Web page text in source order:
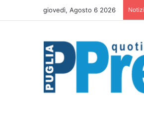
giovedì, Agosto 6 2026